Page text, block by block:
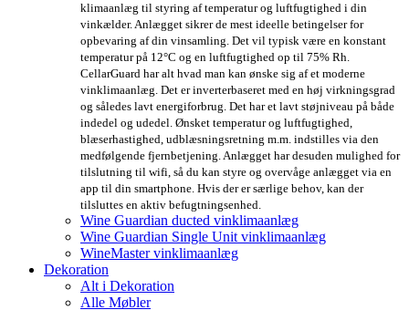
klimaanlæg til styring af temperatur og luftfugtighed i din
vinkælder. Anlægget sikrer de mest ideelle betingelser for
opbevaring af din vinsamling. Det vil typisk være en konstant
temperatur på 12°C og en luftfugtighed op til 75% Rh.
CellarGuard har alt hvad man kan ønske sig af et moderne
vinklimaanlæg. Det er inverterbaseret med en høj virkningsgrad
og således lavt energiforbrug. Det har et lavt støjniveau på både
indedel og udedel. Ønsket temperatur og luftfugtighed,
blæserhastighed, udblæsningsretning m.m. indstilles via den
medfølgende fjernbetjening. Anlægget har desuden mulighed for
tilslutning til wifi, så du kan styre og overvåge anlægget via en
app til din smartphone. Hvis der er særlige behov, kan der
tilsluttes en aktiv befugtningsenhed.
Wine Guardian ducted vinklimaanlæg
Wine Guardian Single Unit vinklimaanlæg
WineMaster vinklimaanlæg
Dekoration
Alt i Dekoration
Alle Møbler